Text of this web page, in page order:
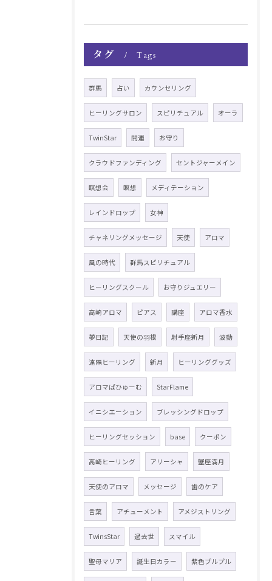
タグ Tags
群馬 占い カウンセリング
ヒーリングサロン スピリチュアル オーラ
TwinStar 開運 お守り
クラウドファンディング セントジャーメイン
瞑想会 瞑想 メディテーション
レインドロップ 女神
チャネリングメッセージ 天使 アロマ
風の時代 群馬スピリチュアル
ヒーリングスクール お守りジュエリー
高崎アロマ ピアス 講座 アロマ香水
夢日記 天使の羽根 射手座新月 波動
遠隔ヒーリング 新月 ヒーリンググッズ
アロマぱひゅーむ StarFlame
イニシエーション ブレッシングドロップ
ヒーリングセッション base クーポン
高崎ヒーリング アリーシャ 蟹座満月
天使のアロマ メッセージ 歯のケア
言葉 アチューメント アメジストリング
TwinsStar 過去世 スマイル
聖母マリア 誕生日カラー 紫色プルプル